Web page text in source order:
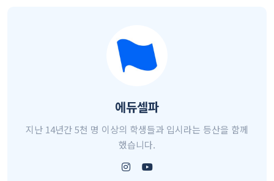
에듀셀파
지난 14년간 5천 명 이상의 학생들과 입시라는 등산을 함께
했습니다.